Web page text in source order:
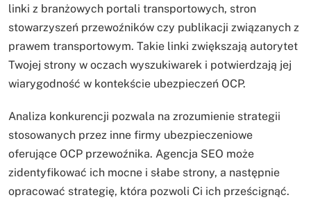
linki z branżowych portali transportowych, stron
stowarzyszeń przewoźników czy publikacji związanych z
prawem transportowym. Takie linki zwiększają autorytet
Twojej strony w oczach wyszukiwarek i potwierdzają jej
wiarygodność w kontekście ubezpieczeń OCP.
Analiza konkurencji pozwala na zrozumienie strategii
stosowanych przez inne firmy ubezpieczeniowe
oferujące OCP przewoźnika. Agencja SEO może
zidentyfikować ich mocne i słabe strony, a następnie
opracować strategię, która pozwoli Ci ich prześcignąć.